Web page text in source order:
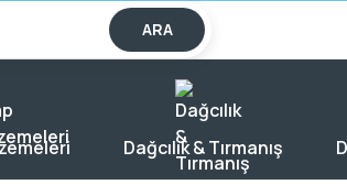
KARGO BEDAVA!
ARA
Dağcılık & Tırmanış